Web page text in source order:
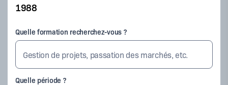
1988
Quelle formation recherchez-vous ?
Quelle période ?